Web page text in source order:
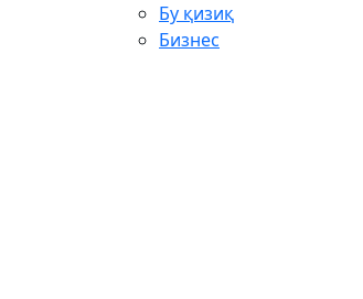
Бу қизиқ
Бизнес